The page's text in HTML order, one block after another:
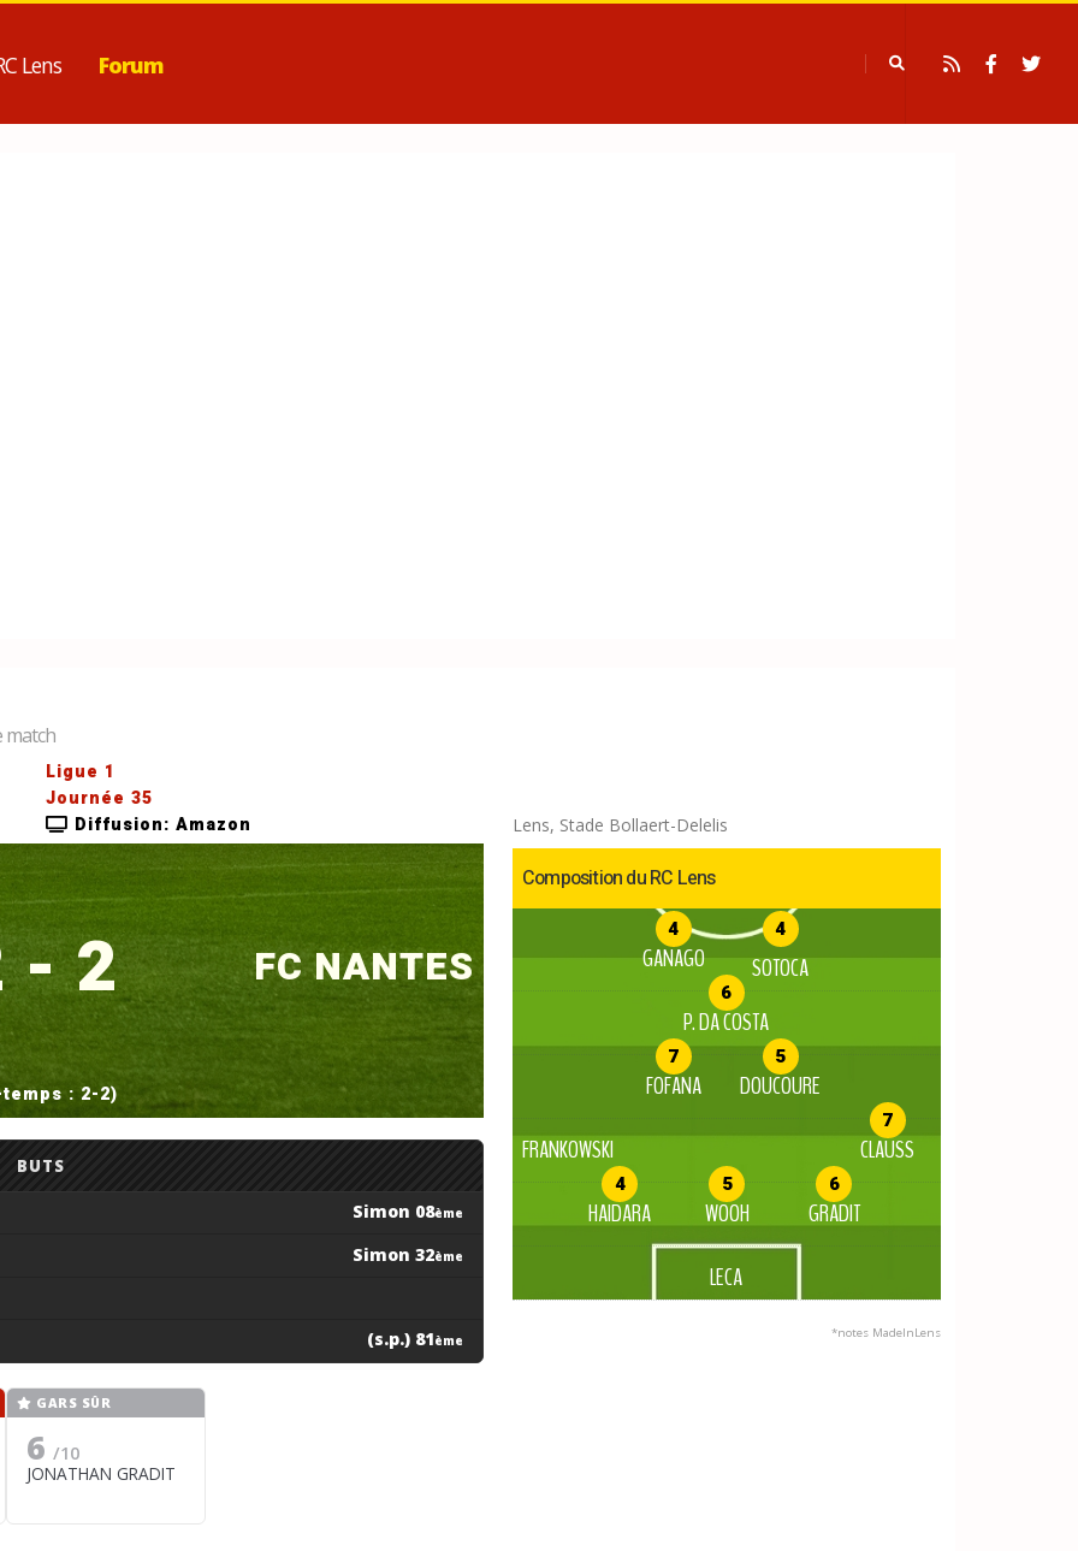
Lens Forum
match
Ligue 1
Journée 35
Diffusion: Amazon
- 2 FC NANTES
: 2-2)
BUTS
Simon 08ème
Simon 32ème
(s.p.) 81ème
GARS SÛR
6 /10
JONATHAN GRADIT
Lens, Stade Bollaert-Delelis
Composition du RC Lens
4
GANAGO
4
SOTOCA
6
P. DA COSTA
7
FOFANA
5
DOUCOURE
FRANKOWSKI
7
CLAUSS
4
HAIDARA
5
WOOH
6
GRADIT
LECA
*notes MadeInLens